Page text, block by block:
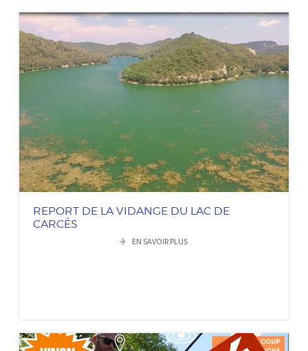
REPORT DE LA VIDANGE DU LAC DE
CARCÊS
EN SAVOIR PLUS